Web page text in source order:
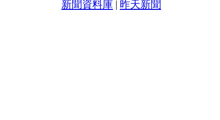
新聞資料庫 昨天新聞